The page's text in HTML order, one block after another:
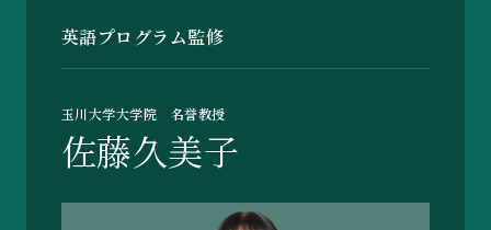
英語プログラム監修
玉川大学大学院 名誉教授
佐藤久美子